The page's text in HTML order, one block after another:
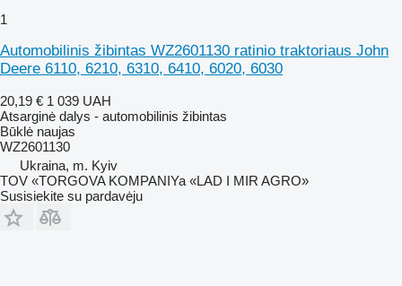
1
Automobilinis žibintas WZ2601130 ratinio traktoriaus John
Deere 6110, 6210, 6310, 6410, 6020, 6030
20,19 € 1 039 UAH
Atsarginė dalys - automobilinis žibintas
Būklė naujas
WZ2601130
Ukraina, m. Kyiv
TOV «TORGOVA KOMPANIYa «LAD I MIR AGRO»
Susisiekite su pardavėju